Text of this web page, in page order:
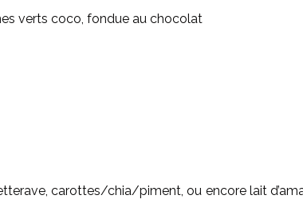
verts coco, fondue au chocolat
carottes/chia/piment, ou encore lait